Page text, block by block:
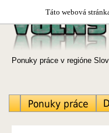
Táto webová
Ponuky práce v regióne